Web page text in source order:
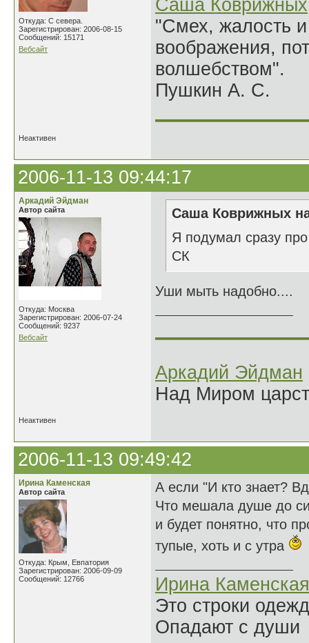
Откуда: С севера.
Зарегистрирован: 2006-08-15
Сообщений: 15171
Вебсайт
Саша Коврижных
"Смех, жалость
воображения,
волшебством".
Пушкин А. С.
Неактивен
2006-11-13 09:44:17
Аркадий Эйдман
Автор сайта
Откуда: Москва
Зарегистрирован: 2006-07-24
Сообщений: 9237
Вебсайт
Саша Коврижных
Я подумал сразу
СК
Уши мыть надобно....
Аркадий Эйдман
Над Миром
Неактивен
2006-11-13 09:49:42
Ирина Каменская
Автор сайта
Откуда: Крым, Евпатория
Зарегистрирован: 2006-09-09
Сообщений: 12766
А если "И кто знает?
Что мешала душе до
и будет понятно, что
тупые, хоть и с утра
Ирина Каменская
Это строки
Опадают с души